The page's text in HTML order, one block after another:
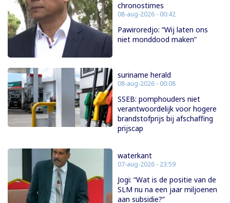
chronostimes
08-aug-2026 - 00:42
Pawiroredjo: “Wij laten ons
niet monddood maken”
suriname herald
08-aug-2026 - 00:08
SSEB: pomphouders niet
verantwoordelijk voor hogere
brandstofprijs bij afschaffing
prijscap
waterkant
07-aug-2026 - 23:59
Jogi: “Wat is de positie van de
SLM nu na een jaar miljoenen
aan subsidie?”